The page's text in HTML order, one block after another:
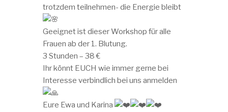
trotzdem teilnehmen- die Energie bleibt
Geeignet ist dieser Workshop für alle
Frauen ab der 1. Blutung.
3 Stunden – 38 €
Ihr könnt EUCH wie immer gerne bei
Interesse verbindlich bei uns anmelden
Eure Ewa und Karina